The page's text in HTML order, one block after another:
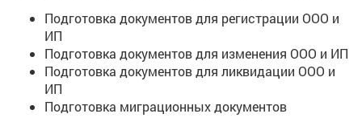
Подготовка документов для регистрации ООО и
ИП
Подготовка документов для изменения ООО и ИП
Подготовка документов для ликвидации ООО и
ИП
Подготовка миграционных документов